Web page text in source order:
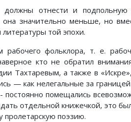
отнести и подпольную
значительно меньше, но
той эпохи.
рабочего фольклора, т. е.
кто не обратил
Тахтаревым, а также в
— как нелегальные за
помещались
отдельной книжечкой, это
пролетарскую поэзию.